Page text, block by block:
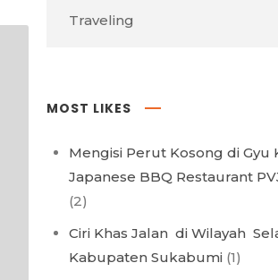
Traveling
MOST LIKES
Mengisi Perut Kosong di Gyu
Japanese BBQ Restaurant
(2)
Ciri Khas Jalan di Wilayah
Kabupaten Sukabumi (1)